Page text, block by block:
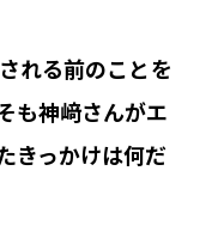
れる前のことを
も神﨑さんがエ
きっかけは何だ